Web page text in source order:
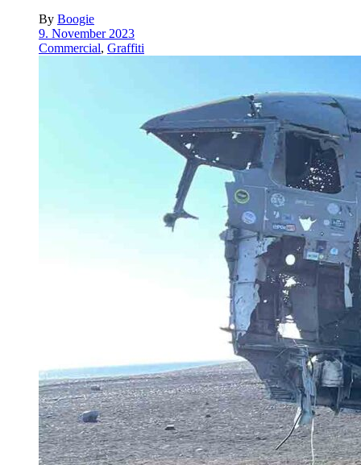
By Boogie
9. November 2023
Commercial, Graffiti